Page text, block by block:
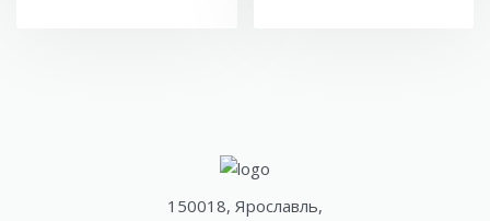
150018, Ярославль,